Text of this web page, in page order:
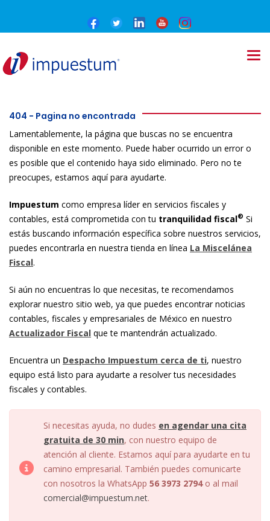
404 - Pagina no encontrada
Lamentablemente, la página que buscas no se encuentra
disponible en este momento. Puede haber ocurrido un error o
es posible que el contenido haya sido eliminado. Pero no te
preocupes, estamos aquí para ayudarte.
Impuestum como empresa líder en servicios fiscales y
contables, está comprometida con tu tranquilidad fiscal® Si
estás buscando información específica sobre nuestros servicios,
puedes encontrarla en nuestra tienda en línea La Miscelánea
Fiscal.
Si aún no encuentras lo que necesitas, te recomendamos
explorar nuestro sitio web, ya que puedes encontrar noticias
contables, fiscales y empresariales de México en nuestro
Actualizador Fiscal que te mantendrán actualizado.
Encuentra un Despacho Impuestum cerca de ti, nuestro
equipo está listo para ayudarte a resolver tus necesidades
fiscales y contables.
Si necesitas ayuda, no dudes en agendar una cita
gratuita de 30 min, con nuestro equipo de
atención al cliente. Estamos aquí para ayudarte en tu
camino empresarial. También puedes comunicarte
con nosotros la WhatsApp 56 3973 2794o al mail
comercial@impuestum.net.